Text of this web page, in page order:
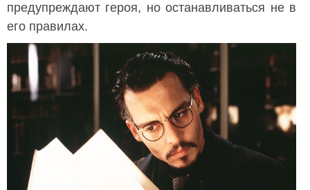
предупреждают героя, но останавливаться не в
его правилах.